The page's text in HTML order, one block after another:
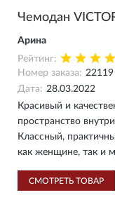
Чемодан
Арина
Рейтинг:
Номер заказа: 22119
Дата: 28.03.2022
Красивый и
пространство
Классный,
как женщине, так и
СМОТРЕТЬ ТОВАР